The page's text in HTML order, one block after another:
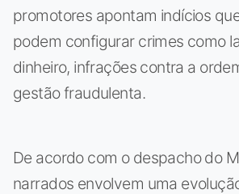
promotores apontam indícios
podem configurar crimes como
dinheiro, infrações contra a
gestão fraudulenta.
De acordo com o despacho do
narrados envolvem uma